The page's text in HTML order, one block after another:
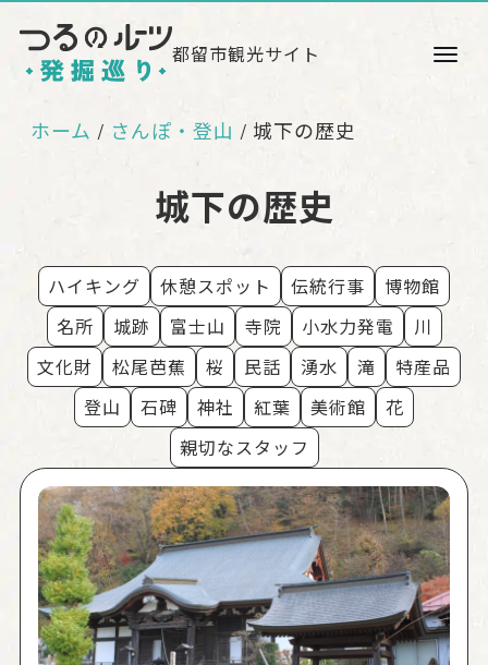
都留市観光サイト
ホーム さんぽ・登山 / 城下の歴史
城下の歴史
ハイキング 休憩スポット 伝統行事
博物館
名所
城跡 富士山 寺院 小水力発電
川
文化財
松尾芭蕉 桜 民話 湧水 滝
特産品
登山
石碑 神社 紅葉 美術館
花
親切なスタッフ